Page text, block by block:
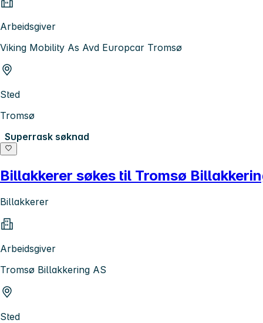
Arbeidsgiver
Viking Mobility As Avd Europcar Tromsø
Sted
Tromsø
Superrask søknad
Billakkerer søkes til Tromsø
Billakkerer
Arbeidsgiver
Tromsø Billakkering AS
Sted